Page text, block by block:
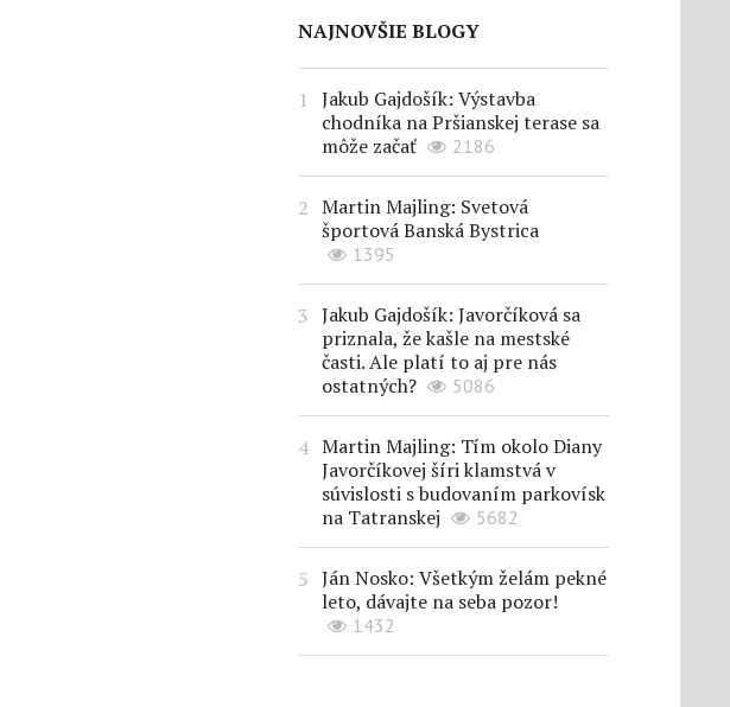
NAJNOVŠIE BLOGY
Jakub Gajdošík: Výstavba
chodníka na Pršianskej terase sa
môže začať
2186
Martin Majling: Svetová
športová Banská Bystrica
1395
Jakub Gajdošík: Javorčíková sa
priznala, že kašle na mestské
časti. Ale platí to aj pre nás
ostatných?
5086
Martin Majling: Tím okolo Diany
Javorčíkovej šíri klamstvá v
súvislosti s budovaním parkovísk
na Tatranskej
5682
Ján Nosko: Všetkým želám pekné
leto, dávajte na seba pozor!
1432